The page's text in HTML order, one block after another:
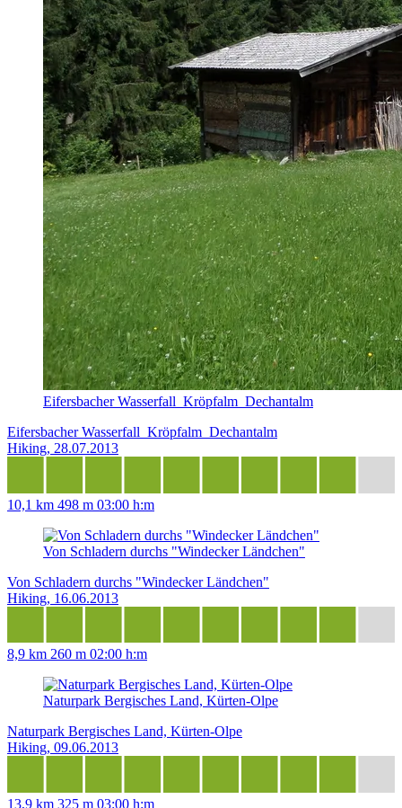
Eifersbacher Wasserfall_Kröpfalm_Dechantalm
Eifersbacher Wasserfall_Kröpfalm_Dechantalm
Hiking, 28.07.2013
10,1 km 498 m 03:00 h:m
Von Schladern durchs "Windecker Ländchen"
Von Schladern durchs "Windecker Ländchen"
Hiking, 16.06.2013
8,9 km 260 m 02:00 h:m
Naturpark Bergisches Land, Kürten-Olpe
Naturpark Bergisches Land, Kürten-Olpe
Hiking, 09.06.2013
13,9 km 325 m 03:00 h:m